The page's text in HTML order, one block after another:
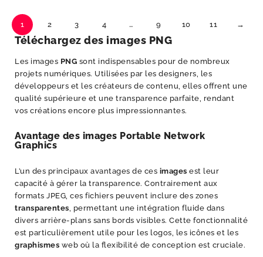
1 2 3 4 … 9 10 11 →
Téléchargez des images PNG
Les images PNG sont indispensables pour de nombreux
projets numériques. Utilisées par les designers, les
développeurs et les créateurs de contenu, elles offrent une
qualité supérieure et une transparence parfaite, rendant
vos créations encore plus impressionnantes.
Avantage des images Portable Network
Graphics
L’un des principaux avantages de ces images est leur
capacité à gérer la transparence. Contrairement aux
formats JPEG, ces fichiers peuvent inclure des zones
transparentes, permettant une intégration fluide dans
divers arrière-plans sans bords visibles. Cette fonctionnalité
est particulièrement utile pour les logos, les icônes et les
graphismes web où la flexibilité de conception est cruciale.